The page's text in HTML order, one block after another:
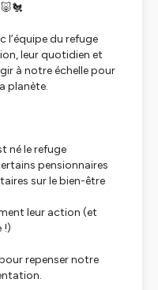
l’équipe du refuge
leur quotidien et
à notre échelle pour
planète.
né le refuge
pensionnaires
sur le bien-être
leur action (et
!)
repenser notre